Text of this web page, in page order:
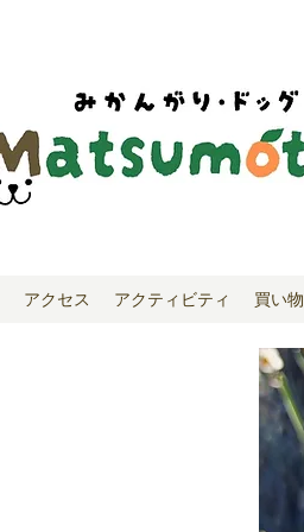
アクセス アクティビティ 買い物